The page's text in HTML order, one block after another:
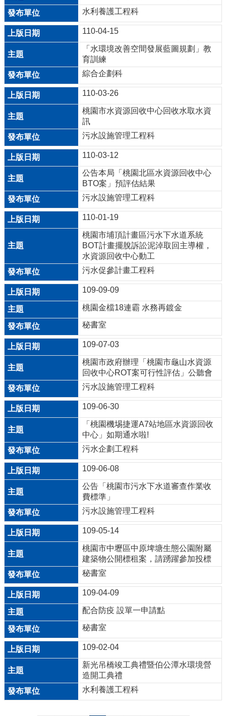
下
水
道
回
首
頁
網
站
覽
市
信
箱
常
見
問
答
E
n
g
l
i
s
h
桃
市
政
府
私
權
政
策
網
站
安
全
政
策
政
府
網
站
資
料
開
放
宣
告
水利養護工程科
110-04-15
「水環境改善空間發展藍圖規劃」教
育訓練
綜合企劃科
110-03-26
桃園市水資源回收中心回收水取水資
訊
污水設施管理工程科
110-03-12
公告本局「桃園北區水資源回收中心
BTO案」預評估結果
污水設施管理工程科
110-01-19
桃園市埔頂計畫區污水下水道系統
BOT計畫擺脫訴訟泥淖取回主導權，
水資源回收中心動工
污水促參計畫工程科
109-09-09
桃園金檔18連霸 水務再鍍金
秘書室
109-07-03
桃園市政府辦理「桃園市龜山水資源
回收中心ROT案可行性評估」公聽會
污水設施管理工程科
109-06-30
「桃園機埸捷運A7站地區水資源回收
中心」如期通水啦!
污水企劃工程科
109-06-08
公告「桃園市污水下水道審查作業收
費標準」
污水設施管理工程科
109-05-14
桃園市中壢區中原埤塘生態公園附屬
建築物公開標租案，請踴躍參加投標
秘書室
109-04-09
配合防疫 設單一申請點
秘書室
109-02-04
新光吊橋竣工典禮暨伯公潭水環境營
造開工典禮
水利養護工程科